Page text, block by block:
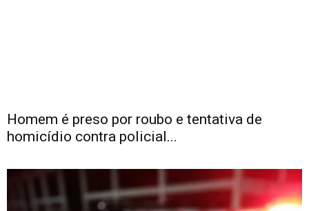
Homem é preso por roubo e tentativa de
homicídio contra policial...